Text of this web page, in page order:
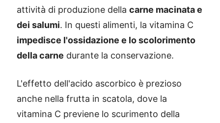
attività di produzione della carne macinata e
dei salumi. In questi alimenti, la vitamina C
impedisce l'ossidazione e lo scolorimento
della carne durante la conservazione.
L'effetto dell'acido ascorbico è prezioso
anche nella frutta in scatola, dove la
vitamina C previene lo scurimento della